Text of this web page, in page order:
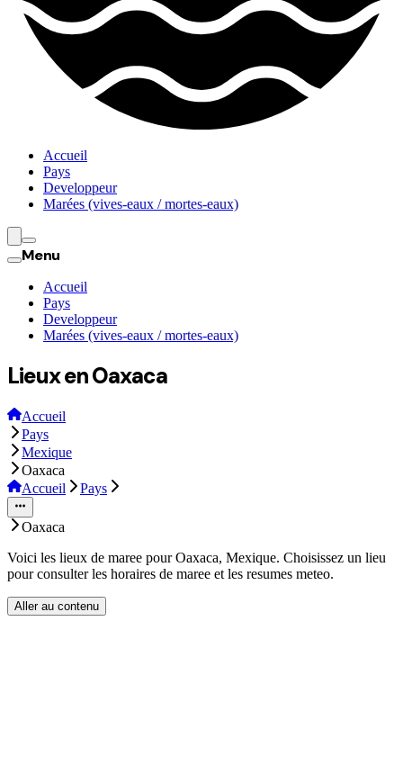
Accueil
Pays
Developpeur
Marées (vives-eaux / mortes-eaux)
Menu
Accueil
Pays
Developpeur
Marées (vives-eaux / mortes-eaux)
Lieux en Oaxaca
Accueil
Pays
Mexique
Oaxaca
Accueil
Pays
Oaxaca
Voici les lieux de maree pour Oaxaca, Mexique. Choisissez un lieu
pour consulter les horaires de maree et les resumes meteo.
Aller au contenu